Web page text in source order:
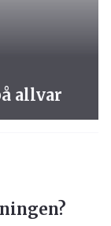
allvar